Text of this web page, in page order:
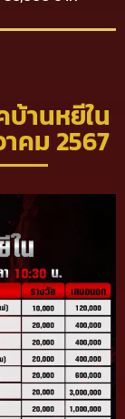
บ้านหยีใน
คม 2567